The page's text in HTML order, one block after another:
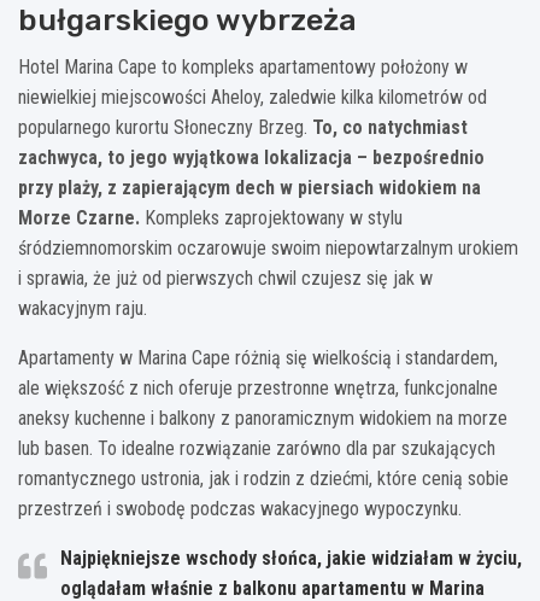
bułgarskiego wybrzeża
Hotel Marina Cape to kompleks apartamentowy położony w
niewielkiej miejscowości Aheloy, zaledwie kilka kilometrów od
popularnego kurortu Słoneczny Brzeg. To, co natychmiast
zachwyca, to jego wyjątkowa lokalizacja – bezpośrednio
przy plaży, z zapierającym dech w piersiach widokiem na
Morze Czarne. Kompleks zaprojektowany w stylu
śródziemnomorskim oczarowuje swoim niepowtarzalnym urokiem
i sprawia, że już od pierwszych chwil czujesz się jak w
wakacyjnym raju.
Apartamenty w Marina Cape różnią się wielkością i standardem,
ale większość z nich oferuje przestronne wnętrza, funkcjonalne
aneksy kuchenne i balkony z panoramicznym widokiem na morze
lub basen. To idealne rozwiązanie zarówno dla par szukających
romantycznego ustronia, jak i rodzin z dziećmi, które cenią sobie
przestrzeń i swobodę podczas wakacyjnego wypoczynku.
Najpiękniejsze wschody słońca, jakie widziałam w życiu,
oglądałam właśnie z balkonu apartamentu w Marina